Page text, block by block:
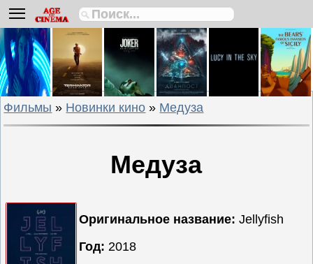
Биографии
Боевики
Вестерны
Военные
Детективы
Драмы
Мелодрамы
Мультфильмы
Мюзиклы
Фильмы » Новинки кино » Медуза
Медуза
Оригинальное название: Jellyfish
Год: 2018